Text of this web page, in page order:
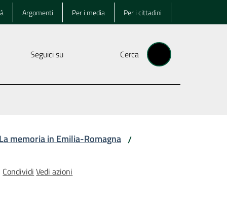
Argomenti Per i media Per i cittadini
Seguici su Cerca
La memoria in Emilia-Romagna /
Condividi Vedi azioni